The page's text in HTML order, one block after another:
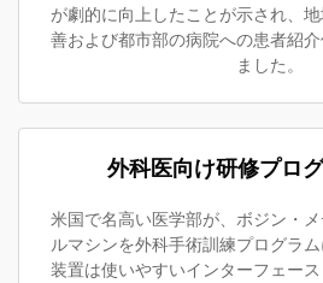
が劇的に向上したことが示され、
善および都市部の病院への患者紹
ました。
外科医向け研修プロ
米国で名高い医学部が、ボジン・
ルマシンを外科手術訓練プログラ
装置は使いやすいインターフェー